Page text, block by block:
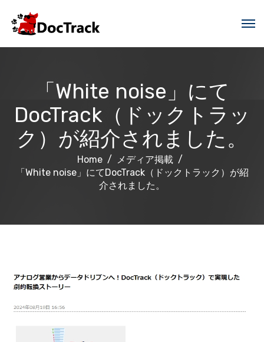
「White noise」にて
DocTrack（ドックトラッ
ク）が紹介されました。
Home
メディア掲載
「White noise」にてDocTrack（ドックトラック）が紹
介されました。